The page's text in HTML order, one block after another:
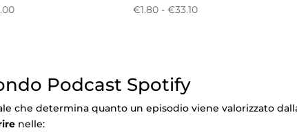
Fascia
a
€70.00
€1.80 - €33.10Fascia
€33.10
Podcast Spotify
che determina quanto un episodio viene valorizzato
nelle: